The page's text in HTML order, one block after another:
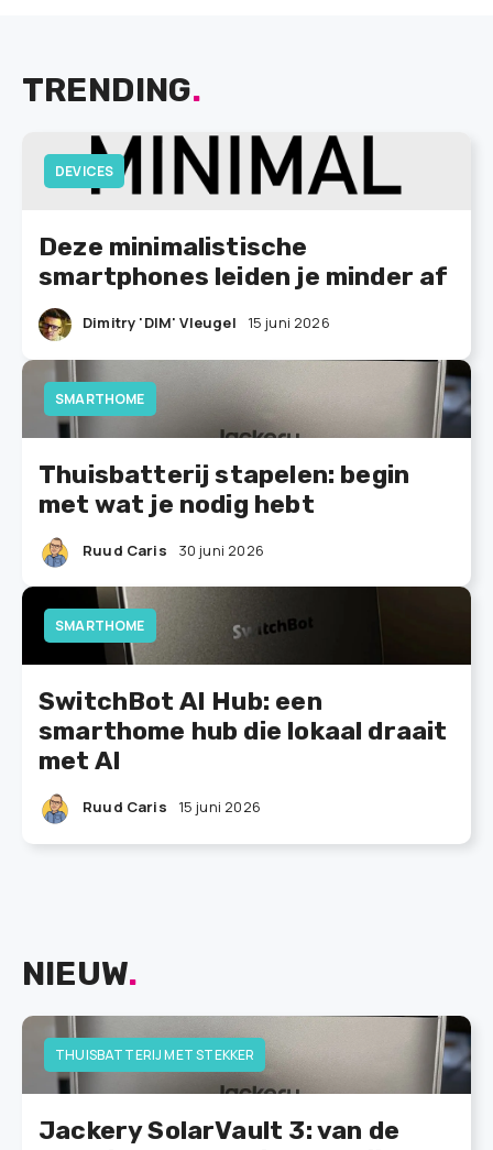
TRENDING.
DEVICES
Deze minimalistische
smartphones leiden je minder af
Dimitry 'DIM' Vleugel 15 juni 2026
SMARTHOME
Thuisbatterij stapelen: begin
met wat je nodig hebt
Ruud Caris 30 juni 2026
SMARTHOME
SwitchBot AI Hub: een
smarthome hub die lokaal draait
met AI
Ruud Caris 15 juni 2026
NIEUW.
THUISBATTERIJ MET STEKKER
Jackery SolarVault 3: van de